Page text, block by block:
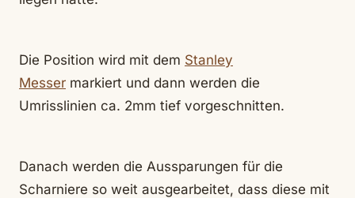
Die Position wird mit dem Stanley
Messer markiert und dann werden die
Umrisslinien ca. 2mm tief vorgeschnitten.
Danach werden die Aussparungen für die
Scharniere so weit ausgearbeitet, dass diese mit